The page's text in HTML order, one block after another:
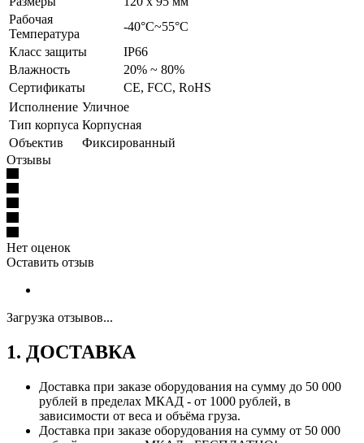
Рабочая
Температура
-40°C~55°C
Класс защиты
IP66
Влажность
20% ~ 80%
Сертификаты
CE, FCC, RoHS
Исполнение Уличное
Тип корпуса Корпусная
Объектив
Фиксированный
Отзывы
Нет оценок
Оставить отзыв
Загрузка отзывов...
1. ДОСТАВКА
Доставка при заказе оборудования на сумму до 50 000
рублей в пределах МКАД - от 1000 рублей, в
зависимости от веса и объёма груза.
Доставка при заказе оборудования на сумму от 50 000